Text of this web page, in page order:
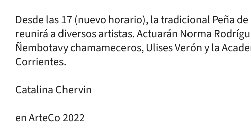
Desde las 17 (nuevo horario), la tradicional Peña
reunirá a diversos artistas. Actuarán Norma
Ñembotavy chamameceros, Ulises Verón y la
Corrientes.
Catalina Chervin
en ArteCo 2022